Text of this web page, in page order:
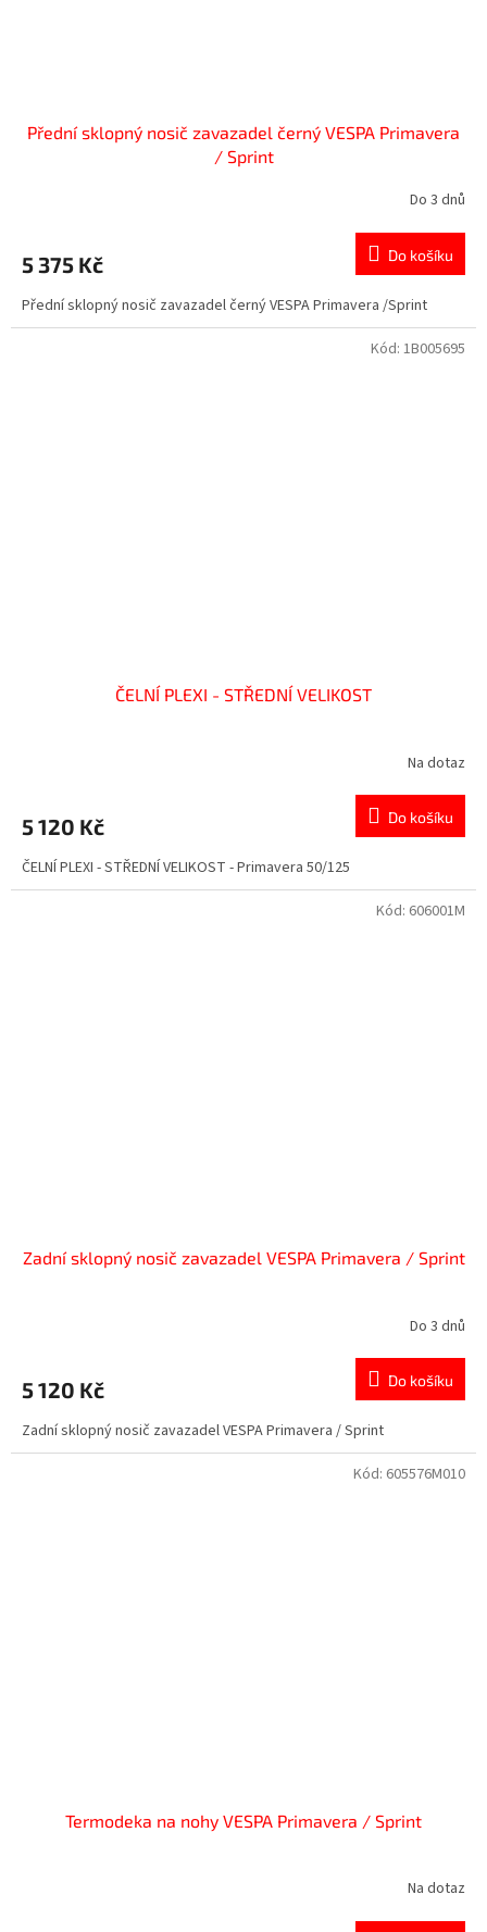
Přední sklopný nosič zavazadel černý VESPA Primavera
/ Sprint
Do 3 dnů
5 375 Kč Do košíku
Přední sklopný nosič zavazadel černý VESPA Primavera /Sprint
ČELNÍ PLEXI - STŘEDNÍ VELIKOST
Na dotaz
5 120 Kč Do košíku
ČELNÍ PLEXI - STŘEDNÍ VELIKOST - Primavera 50/125
Kód: 1B005695
Zadní sklopný nosič zavazadel VESPA Primavera / Sprint
Do 3 dnů
5 120 Kč Do košíku
Zadní sklopný nosič zavazadel VESPA Primavera / Sprint
Kód: 606001M
Termodeka na nohy VESPA Primavera / Sprint
Na dotaz
Kód: 605576M010